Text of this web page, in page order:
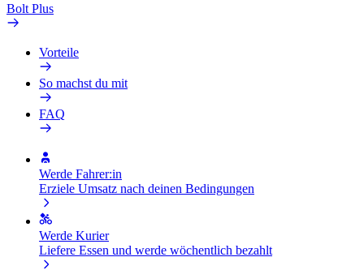
Bolt Plus
Vorteile
So machst du mit
FAQ
Werde Fahrer:in
Erziele Umsatz nach deinen Bedingungen
Werde Kurier
Liefere Essen und werde wöchentlich bezahlt